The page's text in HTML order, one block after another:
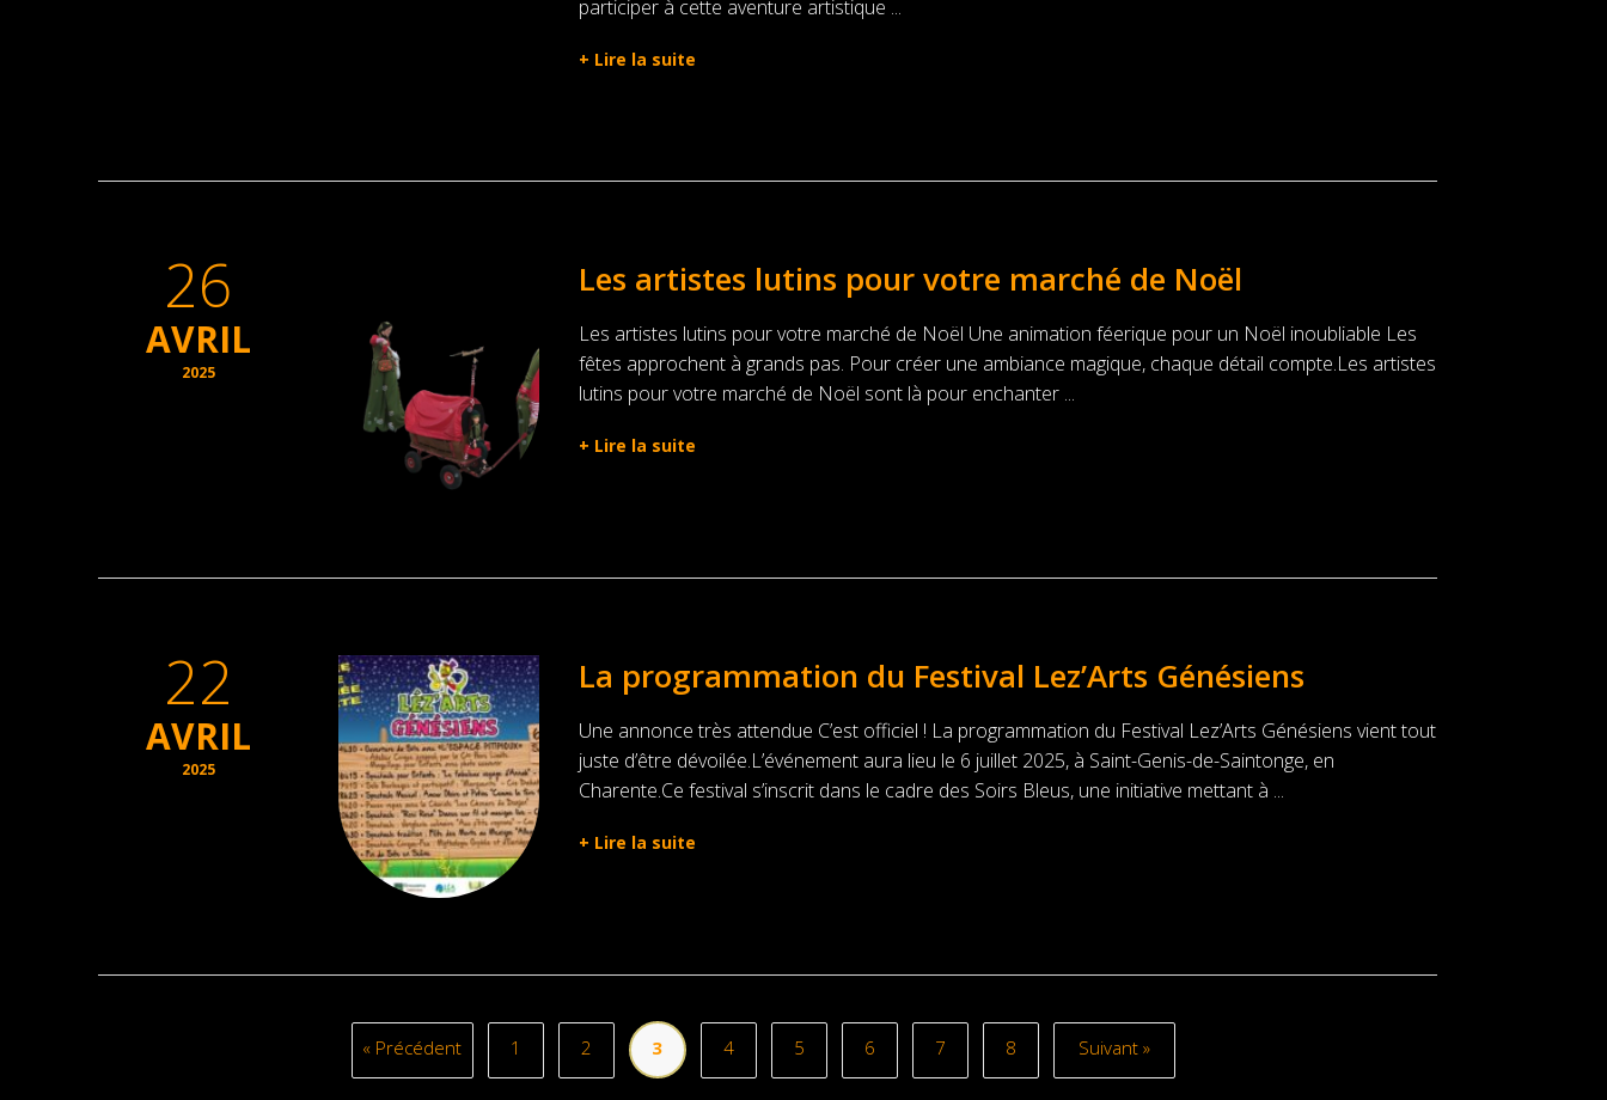
participer à cette aventure artistique ...
+ Lire la suite
26
AVRIL
2025
Les artistes lutins pour votre marché de Noël
Les artistes lutins pour votre marché de Noël Une animation féerique pour un Noël inoubliable Les
fêtes approchent à grands pas. Pour créer une ambiance magique, chaque détail compte.Les artistes
lutins pour votre marché de Noël sont là pour enchanter ...
+ Lire la suite
22
AVRIL
2025
La programmation du Festival Lez’Arts Génésiens
Une annonce très attendue C’est officiel ! La programmation du Festival Lez’Arts Génésiens vient tout
juste d’être dévoilée.L’événement aura lieu le 6 juillet 2025, à Saint-Genis-de-Saintonge, en
Charente.Ce festival s’inscrit dans le cadre des Soirs Bleus, une initiative mettant à ...
+ Lire la suite
« Précédent 1 2 3 4 5 6 7 8 Suivant »